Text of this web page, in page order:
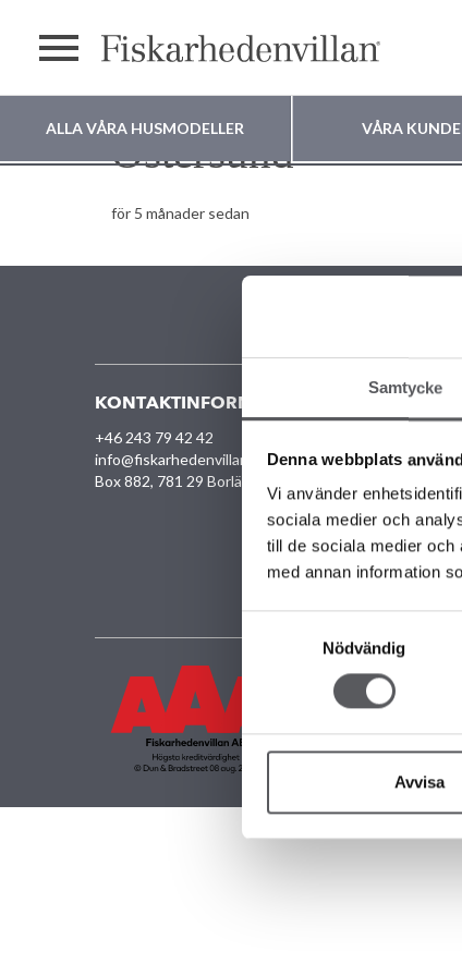
Samtycke
Denna webbplats
Vi använder
sociala medier och
till de sociala medier
med annan information
Nödvändig
Avvisa
ALLA VÅRA HUSMODELLER VÅRA
Var vill du bygga
ditt hus?
Östersund
för 5 månader sedan
KONTAKTINFORMATION
+46 243 79 42 42
info@fiskarhedenvillan.se
Box 882, 781 29 Borlänge